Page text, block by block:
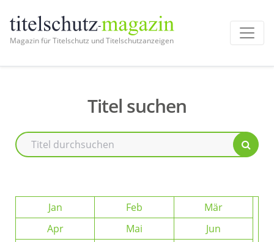
Magazin für Titelschutz und Titelschutzanzeigen
Titel suchen
Jan Feb
Mär
Apr
Mai
Jun